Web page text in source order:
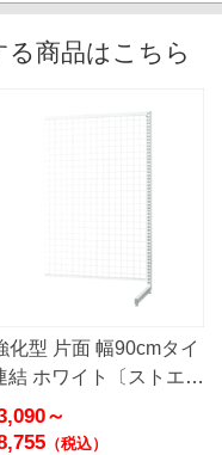
る商品はこちら
化型 片面 幅90cmタイ
結 ホワイト〔ストエキ
ナル〕
～
（税込）